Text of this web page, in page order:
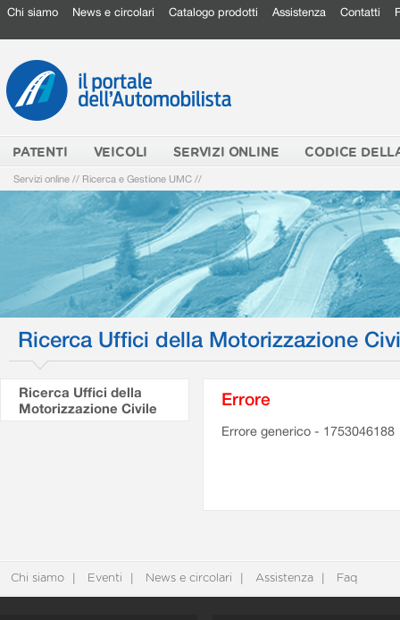
Chi siamo News e circolari Catalogo prodotti Assistenza Contatti
PATENTI VEICOLI SERVIZI ONLINE CODICE
Servizi online // Ricerca e Gestione UMC //
Ricerca Uffici della Motorizzazione
Ricerca Uffici della
Motorizzazione Civile
Errore
Errore generico - 1753046188
Chi siamo Eventi News e circolari Assistenza Faq